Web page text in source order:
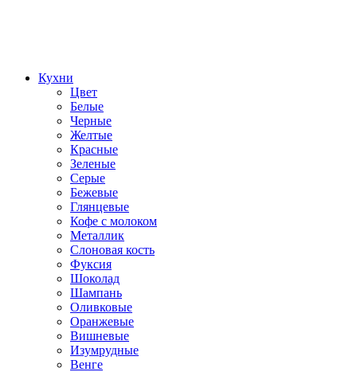
Кухни
Цвет
Белые
Черные
Желтые
Красные
Зеленые
Серые
Бежевые
Глянцевые
Кофе с молоком
Металлик
Слоновая кость
Фуксия
Шоколад
Шампань
Оливковые
Оранжевые
Вишневые
Изумрудные
Венге